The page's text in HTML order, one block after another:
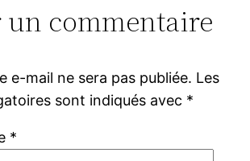
un commentaire
e-mail ne sera pas publiée. Les
sont indiqués avec *
*